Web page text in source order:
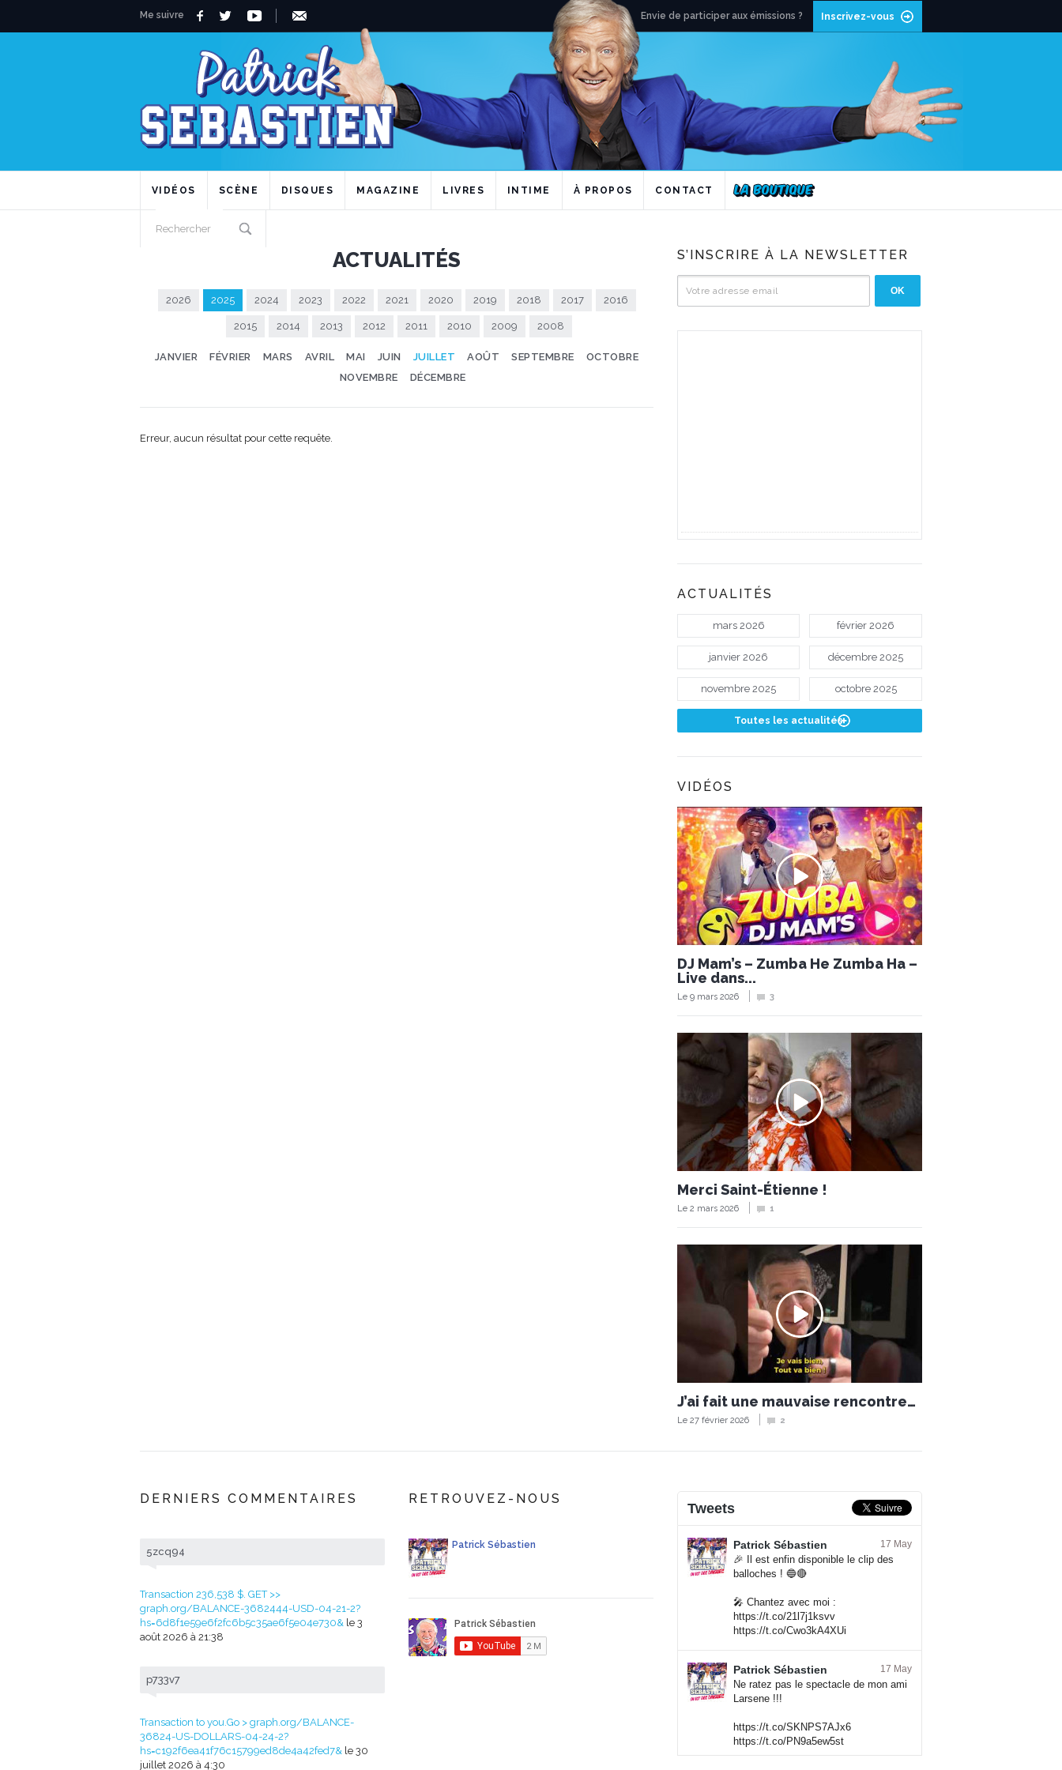
Me suivre Envie de participer aux émissions ? Inscrivez-vous
VIDÉOS SCÈNE DISQUES MAGAZINE LIVRES INTIME À PROPOS CONTACT
ACTUALITÉS
2026 2025 2024 2023 2022 2021 2020 2019 2018 2017 2016
2015 2014 2013 2012 2011 2010 2009 2008
JANVIER FÉVRIER MARS AVRIL MAI JUIN JUILLET AOÛT SEPTEMBRE
OCTOBRE
NOVEMBRE
DÉCEMBRE
Erreur, aucun résultat pour cette requête.
S’INSCRIRE À LA NEWSLETTER
ACTUALITÉS
mars 2026 février 2026
janvier 2026 décembre 2025
novembre 2025 octobre 2025
Toutes les actualités
VIDÉOS
DJ Mam’s – Zumba He Zumba Ha –
Live dans...
Le 9 mars 2026 3
Merci Saint-Étienne !
Le 2 mars 2026 1
J’ai fait une mauvaise rencontre…
Le 27 février 2026 2
DERNIERS COMMENTAIRES
5zcq94
Transaction 236,538 $. GET >>
graph.org/BALANCE-3682444-USD-04-21-2?
hs=6d8f1e59e6f2fc6b5c35ae6f5e04e730& le 3
août 2026 à 21:38
p733v7
Transaction to you.Go > graph.org/BALANCE-
36824-US-DOLLARS-04-24-2?
hs=c192f6ea41f76c15799ed8de4a42fed7& le 30
juillet 2026 à 4:30
RETROUVEZ-NOUS
Patrick Sébastien
Tweets
Patrick Sébastien 17 May
🎉 Il est enfin disponible le clip des
balloches ! 🔵🔴
🎤 Chantez avec moi :
https://t.co/21l7j1ksvv
https://t.co/Cwo3kA4XUi
Patrick Sébastien 17 May
Ne ratez pas le spectacle de mon ami
Larsene !!!
https://t.co/SKNPS7AJx6
https://t.co/PN9a5ew5st